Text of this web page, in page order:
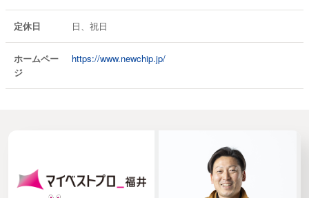
定休日 日、祝日
ホームペー
ジ
https://www.newchip.jp/